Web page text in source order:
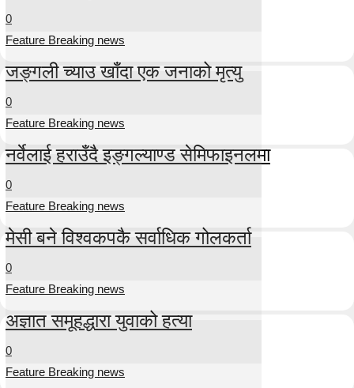
0
Feature Breaking news
जङ्गली च्याउ खाँदा एक जनाको मृत्यु
0
Feature Breaking news
नर्वेलाई हराउँदै इङ्गल्याण्ड सेमिफाइनलमा
0
Feature Breaking news
मेसी बने विश्वकपकै सर्वाधिक गोलकर्ता
0
Feature Breaking news
अज्ञात समूहद्धारा युवाको हत्या
0
Feature Breaking news